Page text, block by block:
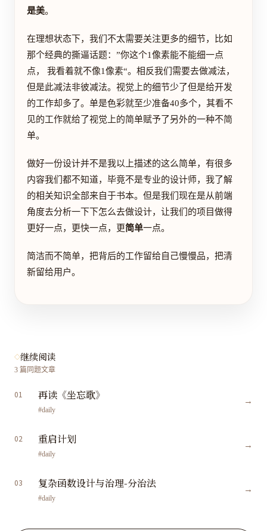
是美。
在理想状态下，我们不太需要关注更多的细节，比如
那个经典的撕逼话题：”你这个1像素能不能细一点
点， 我看着就不像1像素“。相反我们需要去做减法，
但是此减法非彼减法。视觉上的细节少了但是给开发
的工作却多了。单是色彩就至少准备40多个，其看不
见的工作就给了视觉上的简单赋予了另外的一种不简
单。
做好一份设计并不是我以上描述的这么简单，有很多
内容我们都不知道，毕竟不是专业的设计师，我了解
的相关知识全部来自于书本。但是我们现在是从前端
角度去分析一下下怎么去做设计，让我们的项目做得
更好一点，更快一点，更简单一点。
简洁而不简单，把背后的工作留给自己慢慢品，把清
新留给用户。
继续阅读
3 篇同题文章
01 再读《坐忘歌》
#daily
→
02 重启计划
#daily
→
03 复杂函数设计与治理-分治法
#daily
→